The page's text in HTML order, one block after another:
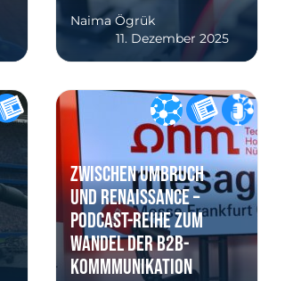
Naima Ögrük
11. Dezember 2025
Zwischen Umbruch
und Renaissance –
Podcast-Reihe zum
Wandel der B2B-
Kommmunikation